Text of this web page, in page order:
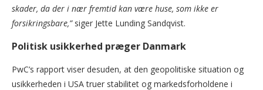
skader, da der i nær fremtid kan være huse, som ikke er
forsikringsbare,” siger Jette Lunding Sandqvist.
Politisk usikkerhed præger Danmark
PwC’s rapport viser desuden, at den geopolitiske situation og
usikkerheden i USA truer stabilitet og markedsforholdene i